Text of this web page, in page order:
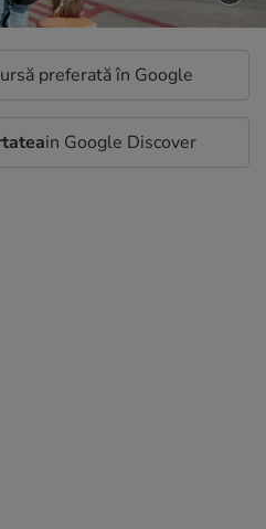
preferată în Google
in Google Discover